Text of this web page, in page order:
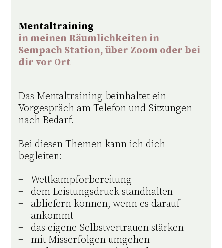
Mentaltraining
in meinen Räumlichkeiten in
Sempach Station, über Zoom oder bei
dir vor Ort
Das Mentaltraining beinhaltet ein
Vorgespräch am Telefon und Sitzungen
nach Bedarf.
Bei diesen Themen kann ich dich
begleiten:
Wettkampforbereitung
dem Leistungsdruck standhalten
abliefern können, wenn es darauf
ankommt
das eigene Selbstvertrauen stärken
mit Misserfolgen umgehen